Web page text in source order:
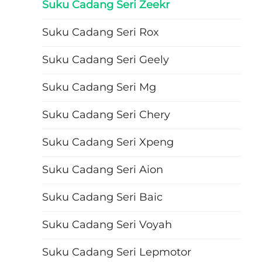
Suku Cadang Seri Zeekr
Suku Cadang Seri Rox
Suku Cadang Seri Geely
Suku Cadang Seri Mg
Suku Cadang Seri Chery
Suku Cadang Seri Xpeng
Suku Cadang Seri Aion
Suku Cadang Seri Baic
Suku Cadang Seri Voyah
Suku Cadang Seri Lepmotor